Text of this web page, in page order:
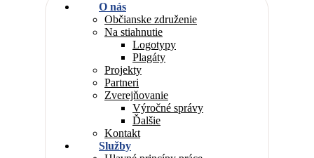
O nás
Občianske združenie
Na stiahnutie
Logotypy
Plagáty
Projekty
Partneri
Zverejňovanie
Výročné správy
Ďalšie
Kontakt
Služby